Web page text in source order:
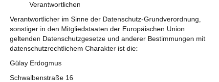
Verantwortlichen
Verantwortlicher im Sinne der Datenschutz-Grundverordnung,
sonstiger in den Mitgliedstaaten der Europäischen Union
geltenden Datenschutzgesetze und anderer Bestimmungen mit
datenschutzrechtlichem Charakter ist die:
Gülay Erdogmus
Schwalbenstraße 16